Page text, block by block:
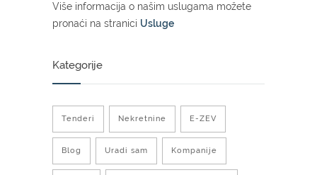
Više informacija o našim uslugama možete
pronaći na stranici Usluge
Kategorije
Tenderi Nekretnine E-ZEV
Blog Uradi sam Kompanije